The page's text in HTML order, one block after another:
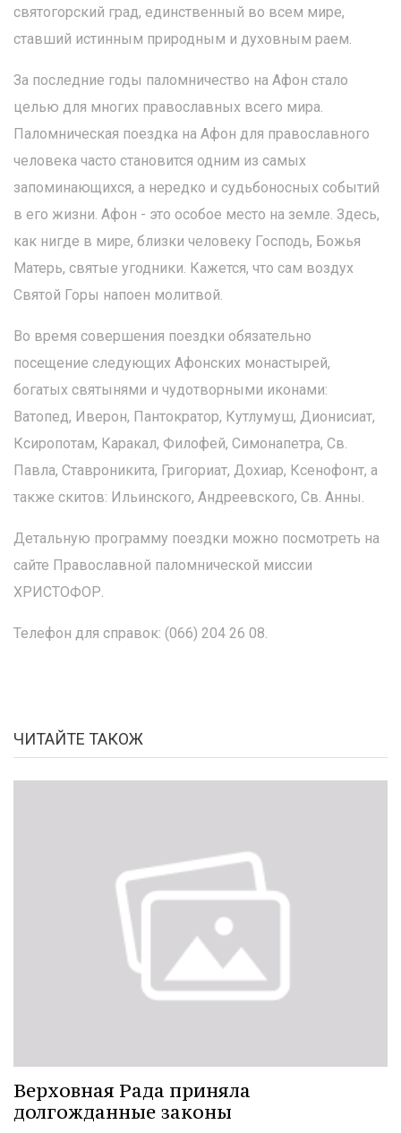
святогорский град, единственный во всем мире,
ставший истинным природным и духовным раем.
За последние годы паломничество на Афон стало
целью для многих православных всего мира.
Паломническая поездка на Афон для православного
человека часто становится одним из самых
запоминающихся, а нередко и судьбоносных событий
в его жизни. Афон - это особое место на земле. Здесь,
как нигде в мире, близки человеку Господь, Божья
Матерь, святые угодники. Кажется, что сам воздух
Святой Горы напоен молитвой.
Во время совершения поездки обязательно
посещение следующих Афонских монастырей,
богатых святынями и чудотворными иконами:
Ватопед, Иверон, Пантократор, Кутлумуш, Дионисиат,
Ксиропотам, Каракал, Филофей, Симонапетра, Св.
Павла, Ставроникита, Григориат, Дохиар, Ксенофонт, а
также скитов: Ильинского, Андреевского, Св. Анны.
Детальную программу поездки можно посмотреть на
сайте Православной паломнической миссии
ХРИСТОФОР.
Телефон для справок: (066) 204 26 08.
ЧИТАЙТЕ ТАКОЖ
Верховная Рада приняла
долгожданные законы